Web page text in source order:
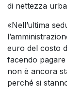
di nettezza
«Nell’ultima
euro del costo
facendo
non è ancora
perché si